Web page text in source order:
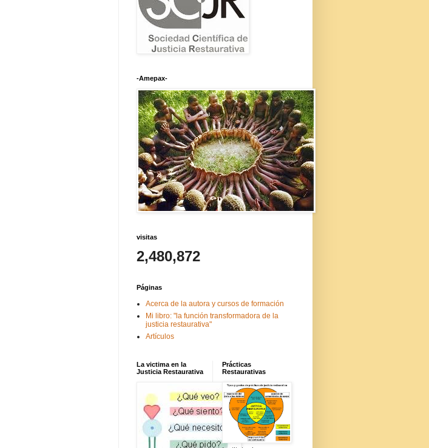
-Amepax-
visitas
2,480,872
Páginas
Acerca de la autora y cursos de formación
Mi libro: "la función transformadora de la
justicia restaurativa"
Artículos
La victima en la
Justicia Restaurativa
Prácticas
Restaurativas